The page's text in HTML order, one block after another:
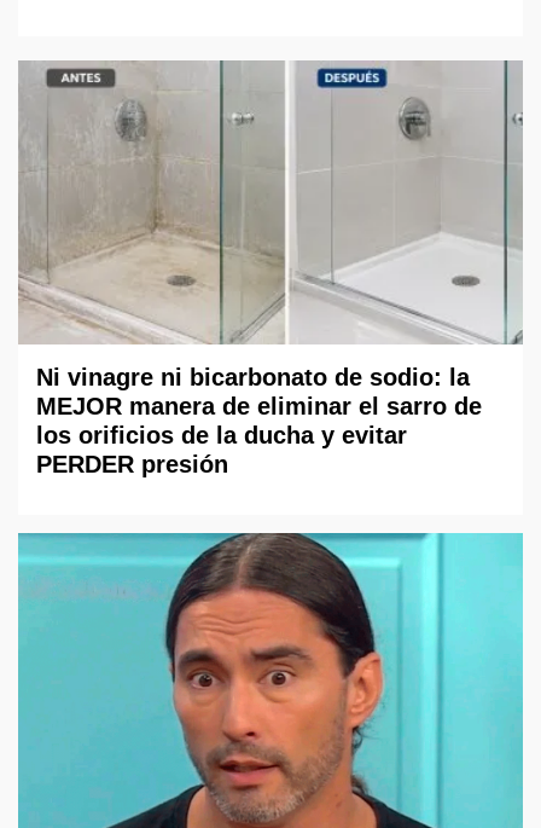
Ni vinagre ni bicarbonato de sodio: la
MEJOR manera de eliminar el sarro de
los orificios de la ducha y evitar
PERDER presión